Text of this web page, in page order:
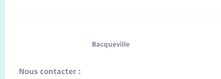
Bacqueville
Nous contacter :